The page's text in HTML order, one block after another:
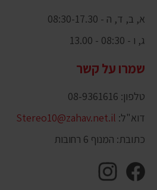
א, ב, ד, ה - 08:30-17.30
ג, ו - 08:30 - 13.00
שמרו על קשר
טלפון: 08-9361616
דוא"ל: Stereo10@zahav.net.il
כתובת: המנוף 6 רחובות